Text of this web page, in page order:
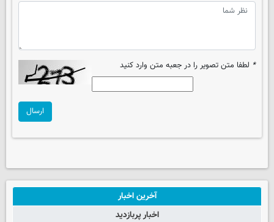
* لطفا متن تصویر را در جعبه متن وارد کنید
ارسال
آخرین اخبار
اخبار پربازدید